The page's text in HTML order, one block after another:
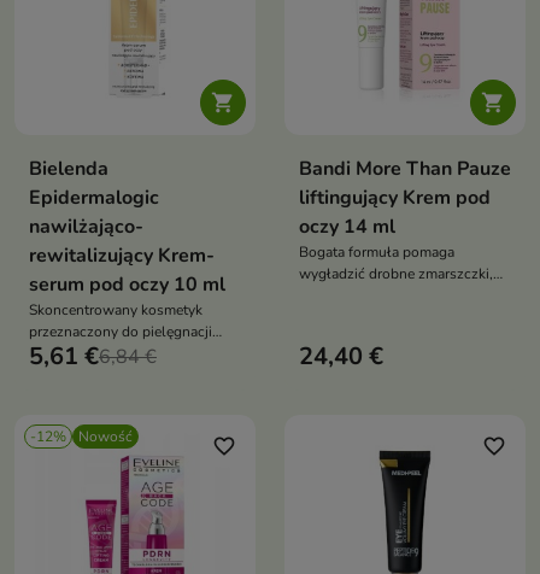

Bielenda
Epidermalogic
nawilżająco-
rewitalizujący Krem-
serum pod oczy 10 ml
Skoncentrowany kosmetyk
przeznaczony do pielęgnacji
delikatnej skóry wokół oczu.
5,61 €6,84 €

Bandi More Than Pauze
liftingujący Krem pod
oczy 14 ml
Bogata formuła pomaga
wygładzić drobne zmarszczki,
24,40 €
-12% Nowość favorite_border favorite_border